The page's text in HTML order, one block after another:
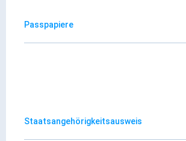
Passpapiere
Staatsangehörigkeitsausweis